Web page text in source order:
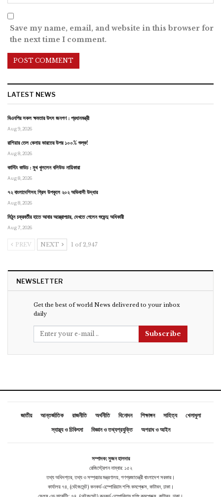
Save my name, email, and website in this browser for
the next time I comment.
LATEST NEWS
বিএনপির সকল ক্ষমতার উৎস জনগণ : প্রধানমন্ত্রী
Aug 9, 2026
রাশিয়ার তেল কেনায় ভারতের উপর ১০০% শুল্ক!
Aug 8, 2026
কাস্টিং কাউচ : মুখ খুললেন বলিউড নায়িকারা
Aug 8, 2026
৭২ বাংলাদেশিসহ গ্রিস উপকূলে ২০২ অভিবাসী উদ্ধার
Aug 8, 2026
মিঠুন চক্রবর্তীর হাতে আবার অস্ত্রোপচার, দেখতে গেলেন শুভেন্দু অধিকারী
Aug 7, 2026
PREV NEXT 1 of 2,947
NEWSLETTER
Get the best of world News delivered to your inbox
daily
Subscribe
জাতীয় আন্তর্জাতিক রাজনীতি অর্থনীতি বিনোদন শিক্ষাঙ্গন সাহিত্য
খেলাধুলা
স্বাস্থ্য ও চিকিৎসা
বিজ্ঞান ও তথ্যপ্রযুক্তি অপরাধ ও আইন
সম্পাদক: সুজন হালদার
রেজিস্ট্রেশন নাম্বার: ১৫২
তথ্য অধিদপ্তর, তথ্য ও সম্প্রচার মন্ত্রণালয়, গণপ্রজাতন্ত্রী বাংলাদেশ সরকার।
কার্যালয় ৭৪, (বেইজমেন্ট ) কনকর্ড এম্পোরিয়াম শপিং কমপ্লেক্স, কাটাবন, ঢাকা।